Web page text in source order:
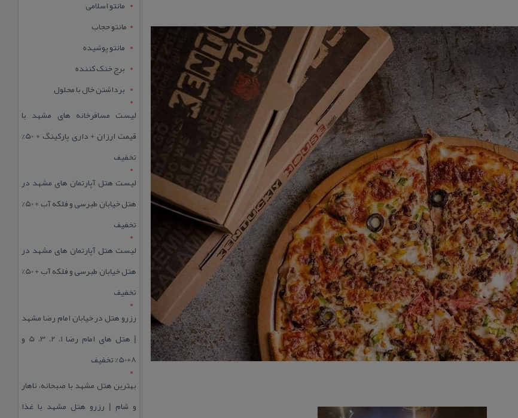
مانتو اسلامی
مانتو حجاب
مانتو پوشیده
برج خنک کننده
برداشتن خال با محلول
لیست مسافرخانه های مشهد با
قیمت ارزان + داری پارکینگ + 50%
تخفیف
لیست هتل آپارتمان های مشهد در
هتل خیابان طبرسی و فلکه آب + 50%
تخفیف
لیست هتل آپارتمان های مشهد در
هتل خیابان طبرسی و فلکه آب + 50%
تخفیف
رزرو هتل در خیابان امام رضا مشهد
| هتل‌ های امام رضا 1، 2، 3، 5 و
8+50% تخفیف
بهترین هتل مشهد با صبحانه، ناهار
و شام | رزرو هتل مشهد با غذا